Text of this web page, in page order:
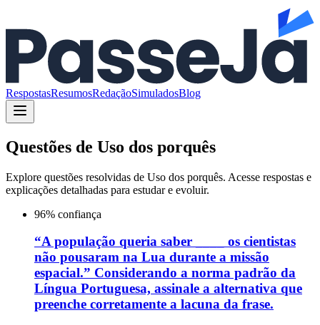
RespostasResumosRedaçãoSimuladosBlog
Questões de Uso dos porquês
Explore questões resolvidas de Uso dos porquês. Acesse respostas e
explicações detalhadas para estudar e evoluir.
96% confiança
“A população queria saber ____ os cientistas
não pousaram na Lua durante a missão
espacial.” Considerando a norma padrão da
Língua Portuguesa, assinale a alternativa que
preenche corretamente a lacuna da frase.